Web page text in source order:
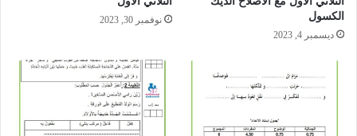
الكسول
ديسمبر 4, 2023
نوفمبر 30, 2023